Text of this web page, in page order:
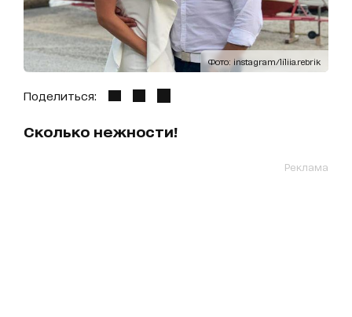
Фото: instagram/liliia.rebrik
Поделиться:
Сколько нежности!
Реклама